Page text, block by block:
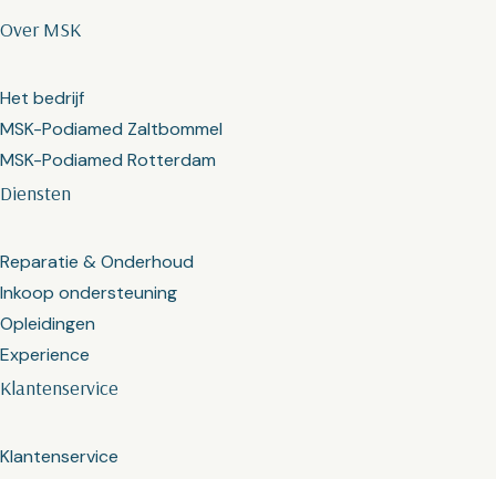
Klantenservice
Klantenservice
Diensten
Reparatie & Onderhoud
Inkoop ondersteuning
Opleidingen
Experience
Over MSK
Het bedrijf
MSK-Podiamed Zaltbommel
MSK-Podiamed Rotterdam